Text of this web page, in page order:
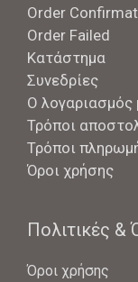
Order
Order Failed
Κατάστημα
Συνεδρίες
Ο λογαριασμός
Τρόποι
Τρόποι
Όροι χρήσης
Πολιτικές &
Όροι χρήσης